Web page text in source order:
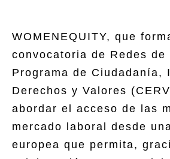
WOMENEQUITY, que
convocatoria de Redes de
Programa de Ciudadanía,
Derechos y Valores
abordar el acceso de las
mercado laboral desde
europea que permita,